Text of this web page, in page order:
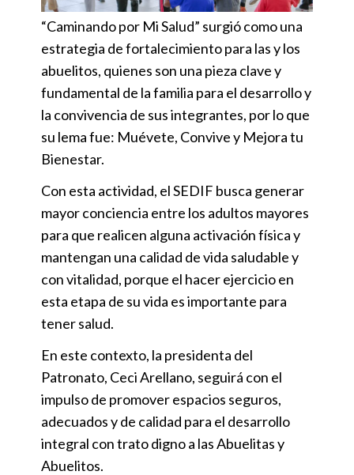
“Caminando por Mi Salud” surgió como una
estrategia de fortalecimiento para las y los
abuelitos, quienes son una pieza clave y
fundamental de la familia para el desarrollo y
la convivencia de sus integrantes, por lo que
su lema fue: Muévete, Convive y Mejora tu
Bienestar.
Con esta actividad, el SEDIF busca generar
mayor conciencia entre los adultos mayores
para que realicen alguna activación física y
mantengan una calidad de vida saludable y
con vitalidad, porque el hacer ejercicio en
esta etapa de su vida es importante para
tener salud.
En este contexto, la presidenta del
Patronato, Ceci Arellano, seguirá con el
impulso de promover espacios seguros,
adecuados y de calidad para el desarrollo
integral con trato digno a las Abuelitas y
Abuelitos.